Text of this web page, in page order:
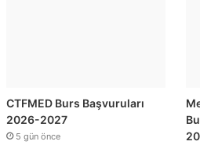
CTFMED Burs Başvuruları
2026-2027
5 gün önce